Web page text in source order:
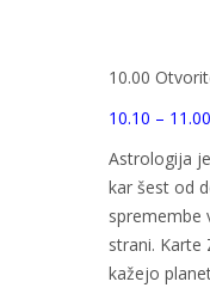
10.00
10.10 – 11.00
Astrologija
kar šest od
spremembe
strani. Karte
kažejo